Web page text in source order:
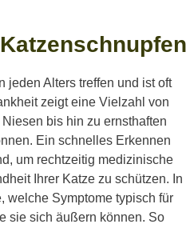
jeden Alters treffen und ist oft
zeigt eine Vielzahl von
bis hin zu ernsthaften
Ein schnelles Erkennen
um rechtzeitig medizinische
Ihrer Katze zu schützen. In
welche Symptome typisch für
sie sich äußern können. So